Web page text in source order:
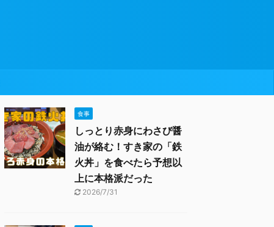
食事
しっとり赤身にわさび醤
油が絡む！すき家の「鉄
火丼」を食べたら予想以
上に本格派だった
2026/7/31